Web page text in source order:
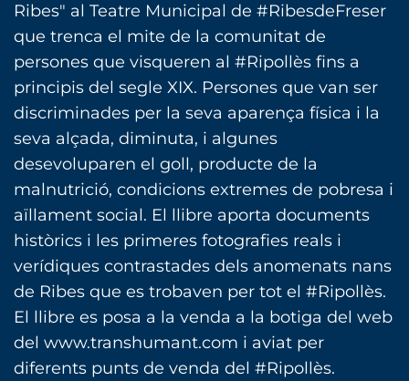
Ribes" al Teatre Municipal de #RibesdeFreser
que trenca el mite de la comunitat de
persones que visqueren al #Ripollès fins a
principis del segle XIX. Persones que van ser
discriminades per la seva aparença física i la
seva alçada, diminuta, i algunes
desevoluparen el goll, producte de la
malnutrició, condicions extremes de pobresa i
aïllament social. El llibre aporta documents
històrics i les primeres fotografies reals i
verídiques contrastades dels anomenats nans
de Ribes que es trobaven per tot el #Ripollès.
El llibre es posa a la venda a la botiga del web
del www.transhumant.com i aviat per
diferents punts de venda del #Ripollès.